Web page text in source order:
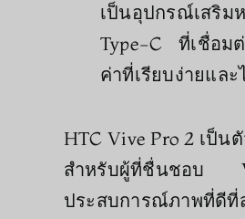
เป็นอุปกรณ์เสริ
Type-C ที่เชื่อม
ค่าที่เรียบง่ายและ
HTC Vive Pro 2 เป็น
สำหรับผู้ที่ชื่นชอบ
ประสบการณ์ภาพที่ดี